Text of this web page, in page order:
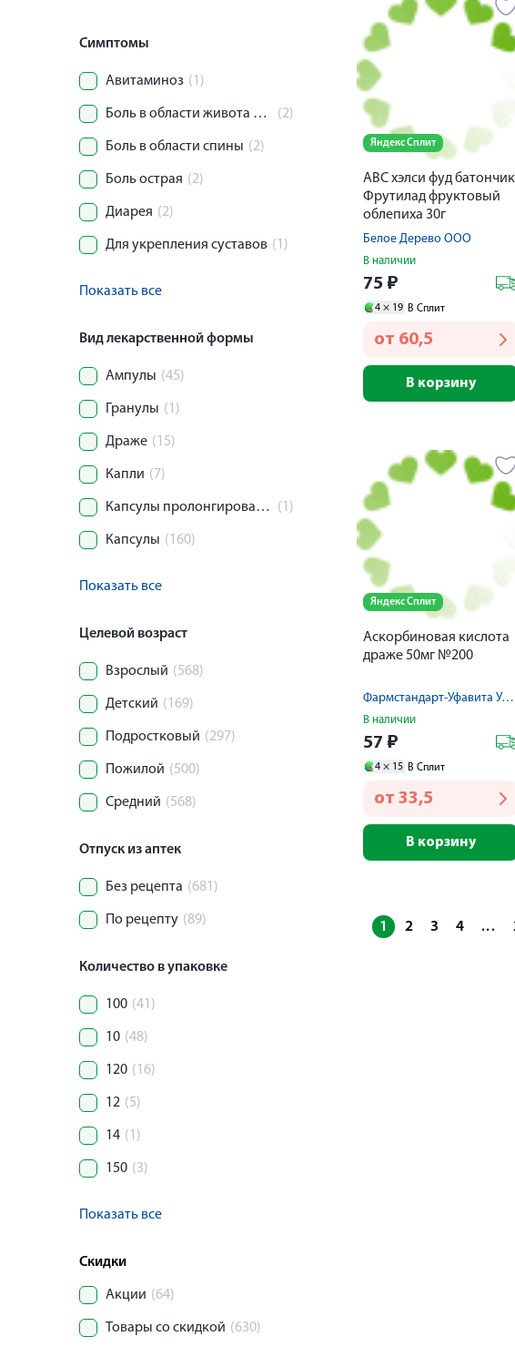
Симптомы
Авитаминоз (1)
Боль в области живота и таза (2)
Боль в области спины (2)
Боль острая (2)
Диарея (2)
Для укрепления суставов (1)
Показать все
Вид лекарственной формы
Ампулы (45)
Гранулы (1)
Драже (15)
Капли (7)
Капсулы пролонгированного действия (1)
Капсулы (160)
Показать все
Целевой возраст
Взрослый (568)
Детский (169)
Подростковый (297)
Пожилой (500)
Средний (568)
Отпуск из аптек
Без рецепта (681)
По рецепту (89)
Количество в упаковке
100 (41)
10 (48)
120 (16)
12 (5)
14 (1)
150 (3)
Показать все
Скидки
Акции (64)
Товары со скидкой (630)
Яндекс Сплит
АВС хэлси фуд батончик
Фрутилад фруктовый
облепиха 30г
Белое Дерево ООО
В наличии
75 ₽
4 × 19 В Сплит
от 60,5
В корзину
Яндекс Сплит
Аскорбиновая кислота
драже 50мг №200
Фармстандарт-Уфавита Уфимский вит.з-д ОАО
В наличии
57 ₽
4 × 15 В Сплит
от 33,5
В корзину
1 2 3 4 ...